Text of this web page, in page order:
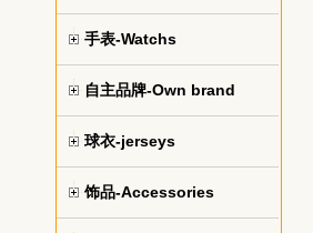
手表-Watchs
自主品牌-Own brand
球衣-jerseys
饰品-Accessories